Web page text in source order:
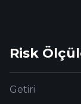
Risk
Getiri